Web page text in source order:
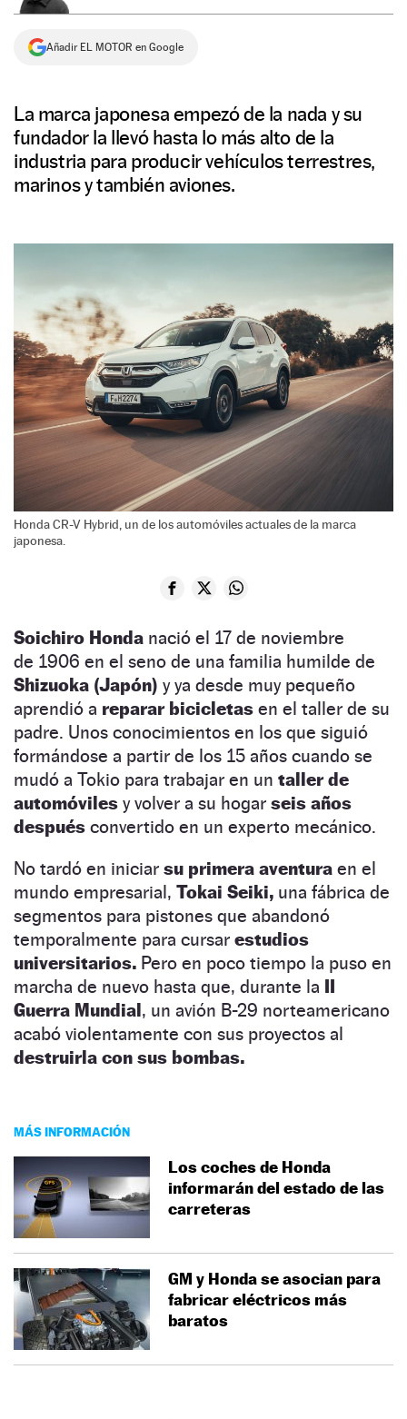
Añadir EL MOTOR en Google
La marca japonesa empezó de la nada y su
fundador la llevó hasta lo más alto de la
industria para producir vehículos terrestres,
marinos y también aviones.
Honda CR-V Hybrid, un de los automóviles actuales de la marca
japonesa.
Soichiro Honda nació el 17 de noviembre
de 1906 en el seno de una familia humilde de
Shizuoka (Japón) y ya desde muy pequeño
aprendió a reparar bicicletas en el taller de su
padre. Unos conocimientos en los que siguió
formándose a partir de los 15 años cuando se
mudó a Tokio para trabajar en un taller de
automóviles y volver a su hogar seis años
después convertido en un experto mecánico.
No tardó en iniciar su primera aventura en el
mundo empresarial, Tokai Seiki, una fábrica de
segmentos para pistones que abandonó
temporalmente para cursar estudios
universitarios. Pero en poco tiempo la puso en
marcha de nuevo hasta que, durante la II
Guerra Mundial, un avión B-29 norteamericano
acabó violentamente con sus proyectos al
destruirla con sus bombas.
MÁS INFORMACIÓN
Los coches de Honda
informarán del estado de las
carreteras
GM y Honda se asocian para
fabricar eléctricos más
baratos